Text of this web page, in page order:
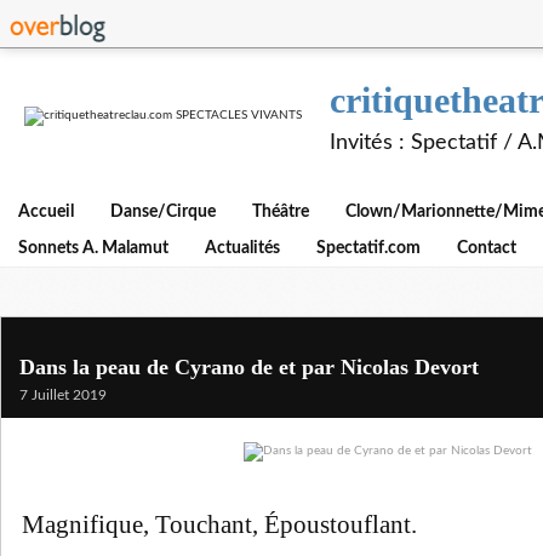
Invités : Spectatif /
Accueil Danse/Cirque Théâtre Clown/Marionnette/
Sonnets A. Malamut Actualités Spectatif.com Contact
Dans la peau de Cyrano de et par Nicolas Devort
7 Juillet 2019
Magnifique, Touchant, Époustouflant.